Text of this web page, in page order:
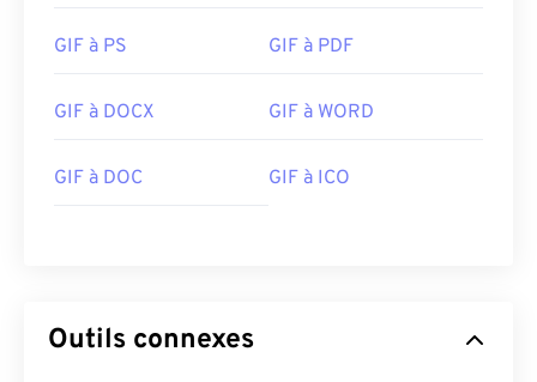
GIF à PS GIF à PDF
GIF à DOCX GIF à WORD
GIF à DOC GIF à ICO
Outils connexes